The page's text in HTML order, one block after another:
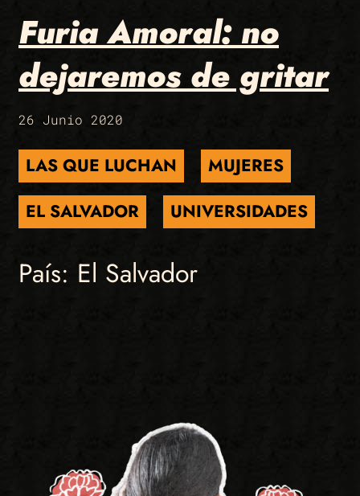
Furia Amoral: no
dejaremos de gritar
26 Junio 2020
LAS QUE LUCHAN
MUJERES
EL SALVADOR
UNIVERSIDADES
País: El Salvador